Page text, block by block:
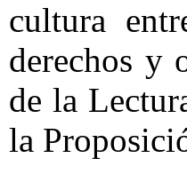
cultura
derechos y
de la
la